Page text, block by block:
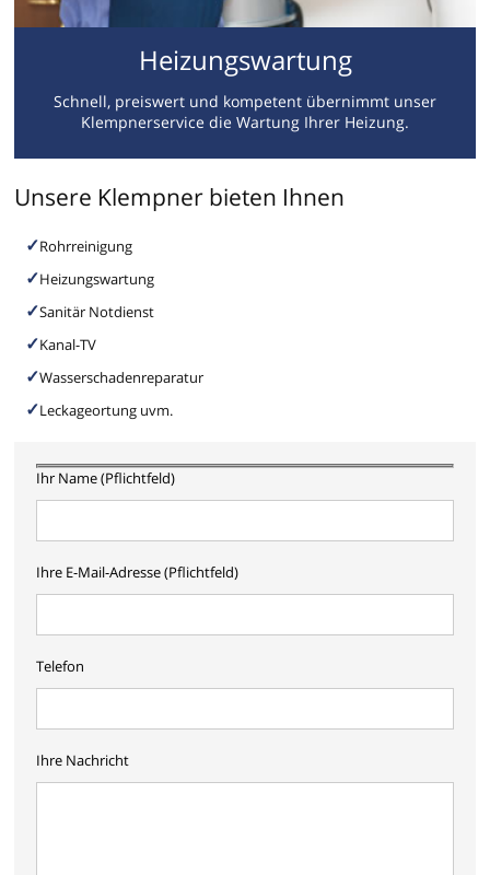
Heizungswartung
Schnell, preiswert und kompetent übernimmt unser
Klempnerservice die Wartung Ihrer Heizung.
Unsere Klempner bieten Ihnen
Rohrreinigung
Heizungswartung
Sanitär Notdienst
Kanal-TV
Wasserschadenreparatur
Leckageortung uvm.
Ihr Name (Pflichtfeld)
Ihre E-Mail-Adresse (Pflichtfeld)
Telefon
Ihre Nachricht